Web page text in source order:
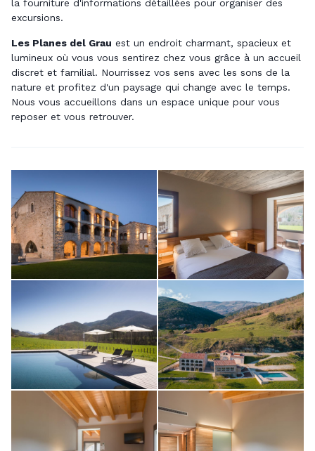
la fourniture d'informations détaillées pour organiser des
excursions.
Les Planes del Grau est un endroit charmant, spacieux et
lumineux où vous vous sentirez chez vous grâce à un accueil
discret et familial. Nourrissez vos sens avec les sons de la
nature et profitez d'un paysage qui change avec le temps.
Nous vous accueillons dans un espace unique pour vous
reposer et vous retrouver.